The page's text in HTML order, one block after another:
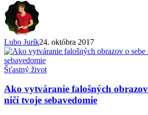
knihy
Láska
Aziatkám
Lubo Jurík24. októbra 2017
Ako
falošných
obrazov
o
Šťastný život
Ako vytváranie falošných obrazov
ničí tvoje sebavedomie